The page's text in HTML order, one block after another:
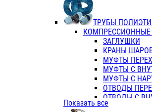
Отвертки
Хоз. инвентарь
ЭЛ. ИНСТРУМЕНТ
ТРУБЫ
ЗАГЛУШКИ
КРАНЫ
МУФТЫ
МУФТЫ С
МУФТЫ С
ОТВОДЫ
ОТВОДЫ С
ОТВОДЫ С
Показать все